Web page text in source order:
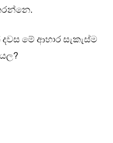
මේ ආහාර සැකැස්ම